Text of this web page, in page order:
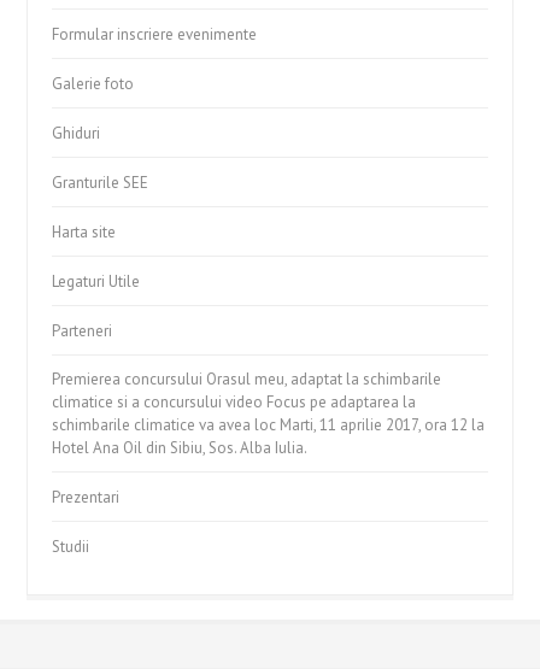
Formular inscriere evenimente
Galerie foto
Ghiduri
Granturile SEE
Harta site
Legaturi Utile
Parteneri
Premierea concursului Orasul meu, adaptat la schimbarile
climatice si a concursului video Focus pe adaptarea la
schimbarile climatice va avea loc Marti, 11 aprilie 2017, ora 12 la
Hotel Ana Oil din Sibiu, Sos. Alba Iulia.
Prezentari
Studii